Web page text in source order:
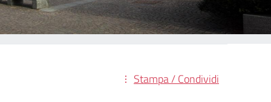
Stampa / Condividi